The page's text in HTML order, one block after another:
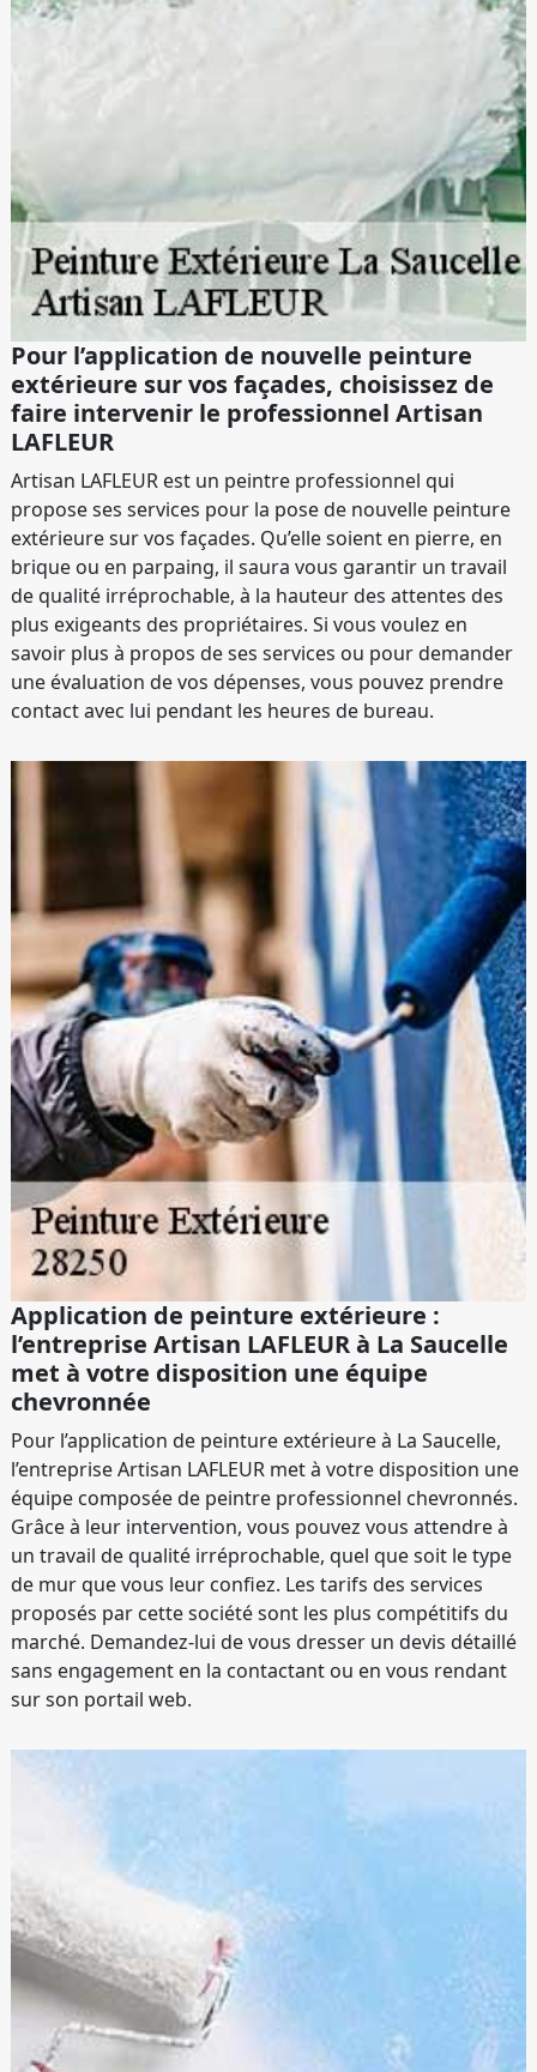
Pour l’application de nouvelle peinture
extérieure sur vos façades, choisissez de
faire intervenir le professionnel Artisan
LAFLEUR
Artisan LAFLEUR est un peintre professionnel qui
propose ses services pour la pose de nouvelle peinture
extérieure sur vos façades. Qu’elle soient en pierre, en
brique ou en parpaing, il saura vous garantir un travail
de qualité irréprochable, à la hauteur des attentes des
plus exigeants des propriétaires. Si vous voulez en
savoir plus à propos de ses services ou pour demander
une évaluation de vos dépenses, vous pouvez prendre
contact avec lui pendant les heures de bureau.
Application de peinture extérieure :
l’entreprise Artisan LAFLEUR à La Saucelle
met à votre disposition une équipe
chevronnée
Pour l’application de peinture extérieure à La Saucelle,
l’entreprise Artisan LAFLEUR met à votre disposition une
équipe composée de peintre professionnel chevronnés.
Grâce à leur intervention, vous pouvez vous attendre à
un travail de qualité irréprochable, quel que soit le type
de mur que vous leur confiez. Les tarifs des services
proposés par cette société sont les plus compétitifs du
marché. Demandez-lui de vous dresser un devis détaillé
sans engagement en la contactant ou en vous rendant
sur son portail web.